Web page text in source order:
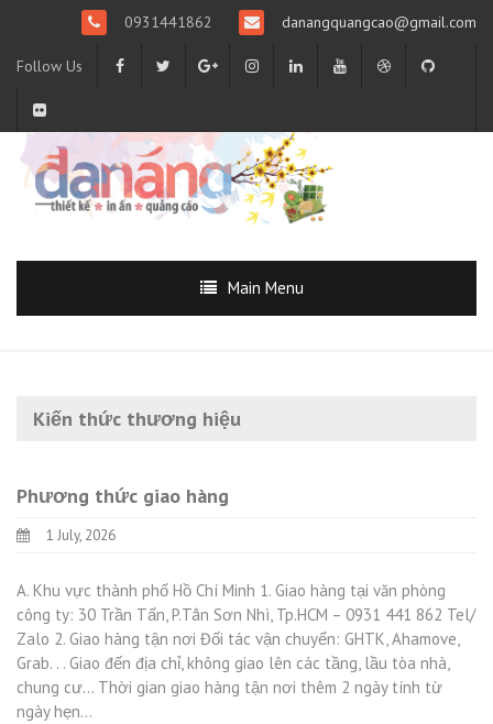
0931441862 danangquangcao@gmail.com
Follow Us
Main Menu
Kiến thức thương hiệu
Phương thức giao hàng
1 July, 2026
A. Khu vực thành phố Hồ Chí Minh 1. Giao hàng tại văn phòng
công ty: 30 Trần Tấn, P.Tân Sơn Nhì, Tp.HCM – 0931 441 862 Tel/
Zalo 2. Giao hàng tận nơi Đối tác vận chuyển: GHTK, Ahamove,
Grab. . . Giao đến địa chỉ, không giao lên các tầng, lầu tòa nhà,
chung cư… Thời gian giao hàng tận nơi thêm 2 ngày tính từ
ngày hẹn…